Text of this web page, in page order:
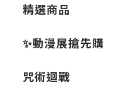
精選商品
✨動漫展搶先購
咒術迴戰